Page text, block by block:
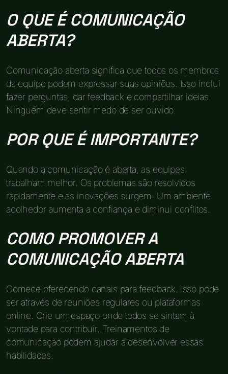
O QUE É COMUNICAÇÃO
ABERTA?
Comunicação aberta significa que todos os membros
da equipe podem expressar suas opiniões. Isso inclui
fazer perguntas, dar feedback e compartilhar ideias.
Ninguém deve sentir medo de ser ouvido.
POR QUE É IMPORTANTE?
Quando a comunicação é aberta, as equipes
trabalham melhor. Os problemas são resolvidos
rapidamente e as inovações surgem. Um ambiente
acolhedor aumenta a confiança e diminui conflitos.
COMO PROMOVER A
COMUNICAÇÃO ABERTA
Comece oferecendo canais para feedback. Isso pode
ser através de reuniões regulares ou plataformas
online. Crie um espaço onde todos se sintam à
vontade para contribuir. Treinamentos de
comunicação podem ajudar a desenvolver essas
habilidades.